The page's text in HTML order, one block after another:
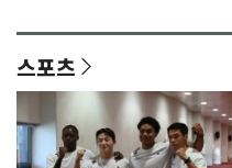
스포츠